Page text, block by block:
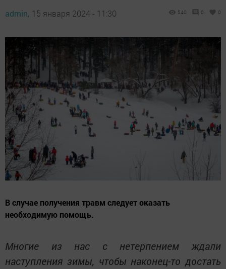
admin, 15 января 2024 - 11:30 540 0 0
В случае получения травм следует оказать
необходимую помощь.
Многие из нас с нетерпением ждали
наступления зимы, чтобы наконец-то достать